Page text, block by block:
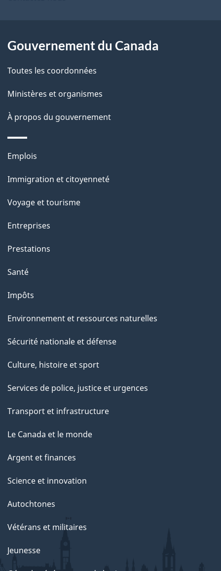
d
e
p
a
site
Gouvernement du Canada
Toutes les coordonnées
Ministères et organismes
À propos du gouvernement
Thèmes
sujets
Emplois
Immigration et citoyenneté
Voyage et tourisme
Entreprises
Prestations
Santé
Impôts
Environnement et ressources naturelles
Sécurité nationale et défense
Culture, histoire et sport
Services de police, justice et urgences
Transport et infrastructure
Le Canada et le monde
Argent et finances
Science et innovation
Autochtones
Vétérans et militaires
Jeunesse